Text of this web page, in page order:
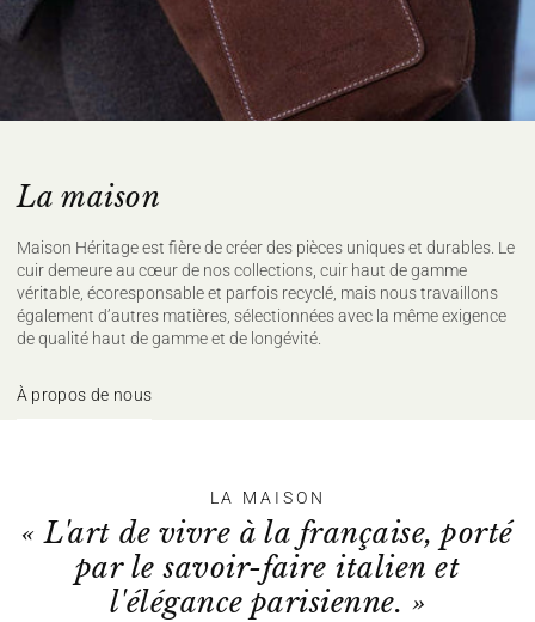
La maison
Maison Héritage est fière de créer des pièces uniques et durables. Le
cuir demeure au cœur de nos collections, cuir haut de gamme
véritable, écoresponsable et parfois recyclé, mais nous travaillons
également d’autres matières, sélectionnées avec la même exigence
de qualité haut de gamme et de longévité.
À propos de nous
LA MAISON
« L'art de vivre à la française, porté
par le savoir-faire italien et
l'élégance parisienne. »